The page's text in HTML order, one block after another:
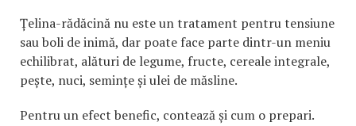
Țelina-rădăcină nu este un tratament pentru tensiune
sau boli de inimă, dar poate face parte dintr-un meniu
echilibrat, alături de legume, fructe, cereale integrale,
pește, nuci, semințe și ulei de măsline.
Pentru un efect benefic, contează și cum o prepari.